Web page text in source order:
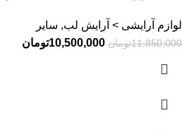
لوازم آرایشی > آرایش لب, سایر
11,850,000تومان 10,500,000تومان